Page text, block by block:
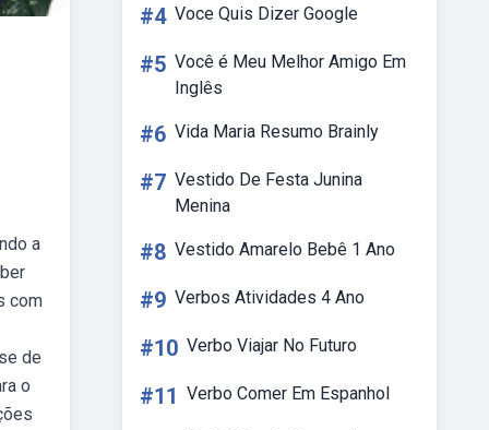
a
com
de
o
#4 Voce Quis Dizer Google
#5 Você é Meu Melhor Amigo Em
Inglês
#6 Vida Maria Resumo Brainly
#7 Vestido De Festa Junina
Menina
#8 Vestido Amarelo Bebê 1 Ano
#9 Verbos Atividades 4 Ano
#10 Verbo Viajar No Futuro
#11 Verbo Comer Em Espanhol